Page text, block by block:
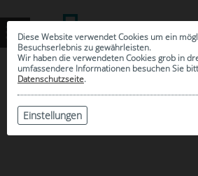
Diese Website verwendet Cookies um ein
Besuchserlebnis zu gewährleisten.
Wir haben die verwendeten Cookies grob in
umfassendere Informationen besuchen Sie
Datenschutzseite.
Einstellungen
ARCHIV